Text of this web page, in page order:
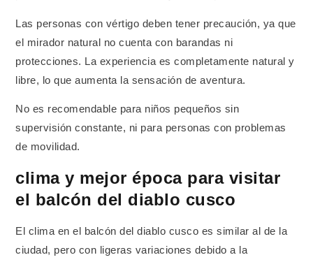
Las personas con vértigo deben tener precaución, ya que
el mirador natural no cuenta con barandas ni
protecciones. La experiencia es completamente natural y
libre, lo que aumenta la sensación de aventura.
No es recomendable para niños pequeños sin
supervisión constante, ni para personas con problemas
de movilidad.
clima y mejor época para visitar
el balcón del diablo cusco
El clima en el balcón del diablo cusco es similar al de la
ciudad, pero con ligeras variaciones debido a la